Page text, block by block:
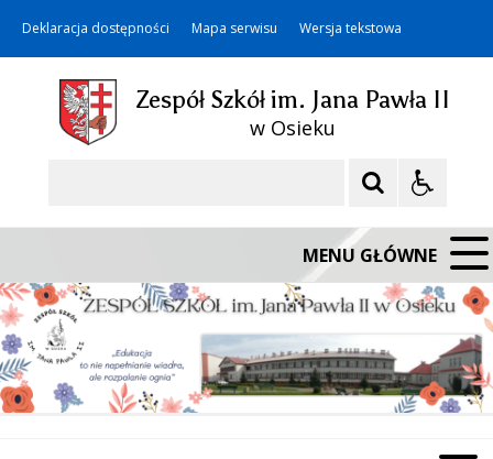
Deklaracja dostępności Mapa serwisu Wersja tekstowa
Zespół Szkół im. Jana Pawła II
w Osieku
MENU GŁÓWNE